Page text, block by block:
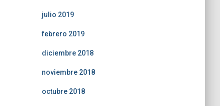
julio 2019
febrero 2019
diciembre 2018
noviembre 2018
octubre 2018